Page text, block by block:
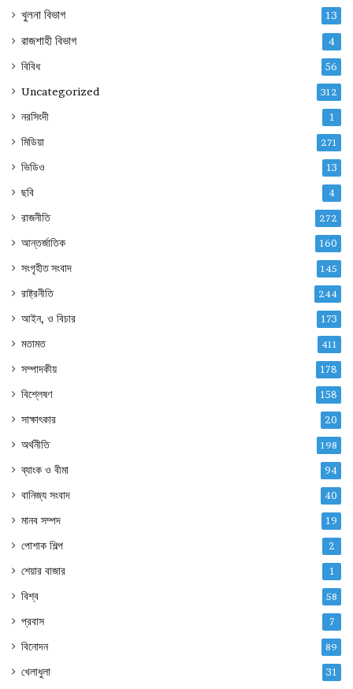
খুলনা বিভাগ 13
রাজশাহী বিভাগ 4
বিবিধ 56
Uncategorized 312
নরসিংদী 1
মিডিয়া 271
ভিডিও 13
ছবি 4
রাজনীতি 272
আন্তর্জাতিক 160
সংগৃহীত সংবাদ 145
রাষ্ট্রনীতি 244
আইন, ও বিচার 173
মতামত 411
সম্পাদকীয় 178
বিশ্লেষণ 158
সাক্ষাৎকার 20
অর্থনীতি 198
ব্যাংক ও বীমা 94
বানিজ্য সংবাদ 40
মানব সম্পদ 19
পোশাক শিল্প 2
শেয়ার বাজার 1
বিশ্ব 58
প্রবাস 7
বিনোদন 89
খেলাধুলা 31